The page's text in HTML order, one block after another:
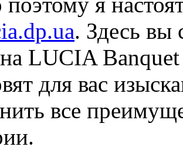
. Здесь вы
LUCIA
для вас
все